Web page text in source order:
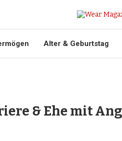
Alter & Geburtstag
& Ehe mit